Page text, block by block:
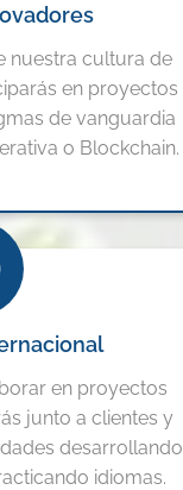
nuestra cultura de
en proyectos
de vanguardia
o Blockchain.
en proyectos
junto a clientes y
desarrollando
idiomas.